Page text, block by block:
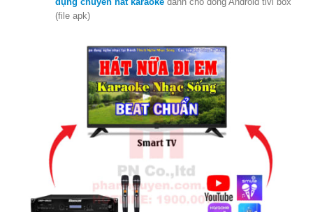
(file apk)